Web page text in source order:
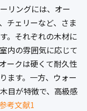
リングには、オー
チェリーなど、さま
。それぞれの木材に
内の雰囲気に応じて
ークは硬くて耐久性
ます。一方、ウォー
目が特徴で、高級感
考文献1